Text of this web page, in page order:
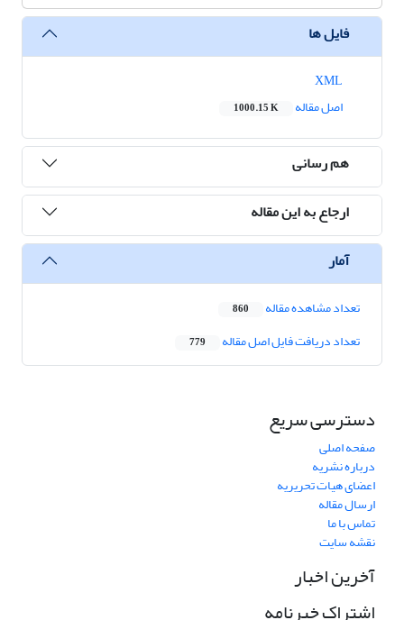
فایل ها
اصل مقاله
1000.15 K
هم رسانی
ارجاع به این مقاله
آمار
تعداد مشاهده مقاله 860
تعداد دریافت فایل اصل مقاله 779
دسترسی سریع
صفحه اصلی
درباره نشریه
اعضای هیات تحریریه
ارسال مقاله
تماس با ما
نقشه سایت
آخرین اخبار
اشتراک خبرنامه